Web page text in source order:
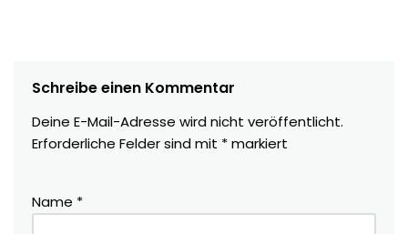
Schreibe einen Kommentar
Deine E-Mail-Adresse wird nicht veröffentlicht.
Erforderliche Felder sind mit *markiert
Name *